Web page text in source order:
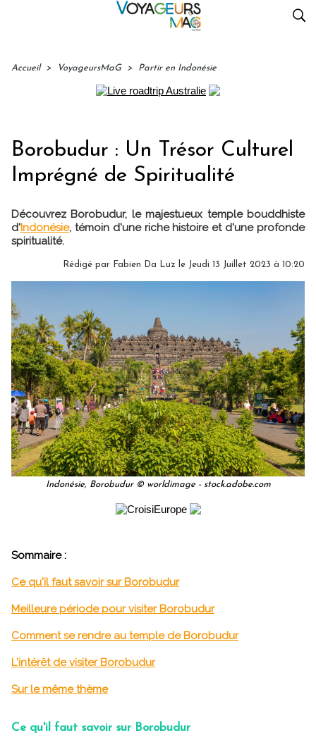
Accueil > VoyageursMaG > Partir en Indonésie
Borobudur : Un Trésor Culturel
Imprégné de Spiritualité
Découvrez Borobudur, le majestueux temple bouddhiste
d'Indonésie, témoin d'une riche histoire et d'une profonde
spiritualité.
Rédigé par Fabien Da Luz le Jeudi 13 Juillet 2023 à 10:20
Indonésie, Borobudur © worldimage - stock.adobe.com
Sommaire :
Ce qu'il faut savoir sur Borobudur
Meilleure période pour visiter Borobudur
Comment se rendre au temple de Borobudur
L'intérêt de visiter Borobudur
Sur le même thème
Ce qu'il faut savoir sur Borobudur